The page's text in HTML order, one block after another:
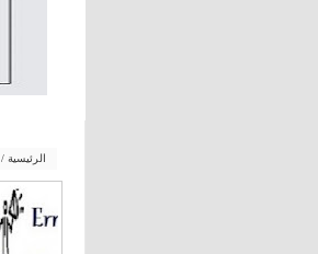
الرئيسية /